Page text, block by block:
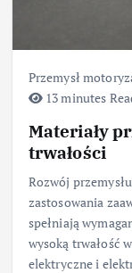
Przemysł
13 minutes
Materiały
trwałości
Rozwój
zastosowania
spełniają
wysoką trwałość
elektryczne i